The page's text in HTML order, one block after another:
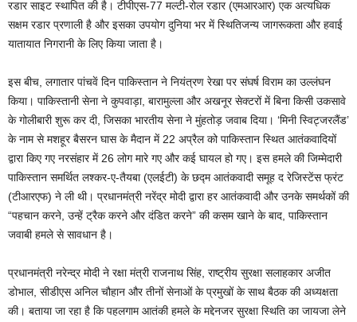
रडार साइट स्थापित की है। टीपीएस-77 मल्टी-रोल रडार (एमआरआर) एक अत्यधिक
सक्षम रडार प्रणाली है और इसका उपयोग दुनिया भर में स्थितिजन्य जागरूकता और हवाई
यातायात निगरानी के लिए किया जाता है।
इस बीच, लगातार पांचवें दिन पाकिस्तान ने नियंत्रण रेखा पर संघर्ष विराम का उल्लंघन
किया। पाकिस्तानी सेना ने कुपवाड़ा, बारामुल्ला और अखनूर सेक्टरों में बिना किसी उकसावे
के गोलीबारी शुरू कर दी, जिसका भारतीय सेना ने मुंहतोड़ जवाब दिया। ‘मिनी स्विट्जरलैंड’
के नाम से मशहूर बैसरन घास के मैदान में 22 अप्रैल को पाकिस्तान स्थित आतंकवादियों
द्वारा किए गए नरसंहार में 26 लोग मारे गए और कई घायल हो गए। इस हमले की जिम्मेदारी
पाकिस्तान समर्थित लश्कर-ए-तैयबा (एलईटी) के छद्म आतंकवादी समूह द रेजिस्टेंस फ्रंट
(टीआरएफ) ने ली थी। प्रधानमंत्री नरेंद्र मोदी द्वारा हर आतंकवादी और उनके समर्थकों की
“पहचान करने, उन्हें ट्रैक करने और दंडित करने” की कसम खाने के बाद, पाकिस्तान
जवाबी हमले से सावधान है।
प्रधानमंत्री नरेन्द्र मोदी ने रक्षा मंत्री राजनाथ सिंह, राष्ट्रीय सुरक्षा सलाहकार अजीत
डोभाल, सीडीएस अनिल चौहान और तीनों सेनाओं के प्रमुखों के साथ बैठक की अध्यक्षता
की। बताया जा रहा है कि पहलगाम आतंकी हमले के मद्देनजर सुरक्षा स्थिति का जायजा लेने